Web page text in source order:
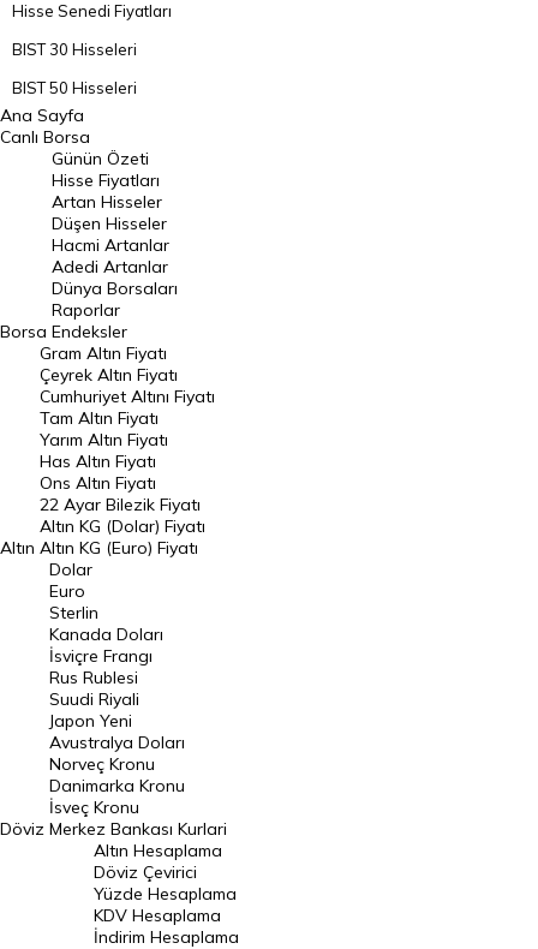
Hisse Senedi Fiyatları
BIST 30 Hisseleri
BIST 50 Hisseleri
BIST 100 Hisseleri
En Çok Artan Hisseler
En Çok Düşen Hisseler
Hacmi Artanlar
Geçmiş Kapanışlar
Dünya Borsaları
Raporlar
Endeksler
DÖVİZ
Döviz Kuru
Dolar Kuru
Euro Kuru
Pound Kuru
Frank Kuru
Riyal Kuru
Avustralya Doları
Danimarka Kronu Kuru
Kanada Doları Kuru
Norveç Kronu Kuru
İsveç Kronu Kuru
Japon Yeni Kuru
Ana Sayfa
Canlı Borsa
Borsa
Günün Özeti
Hisse Fiyatları
Artan Hisseler
Düşen Hisseler
Hacmi Artanlar
Adedi Artanlar
Dünya Borsaları
Raporlar
Endeksler
Altın
Gram Altın Fiyatı
Çeyrek Altın Fiyatı
Cumhuriyet Altını Fiyatı
Tam Altın Fiyatı
Yarım Altın Fiyatı
Has Altın Fiyatı
Ons Altın Fiyatı
22 Ayar Bilezik Fiyatı
Altın KG (Dolar) Fiyatı
Altın KG (Euro) Fiyatı
Döviz
Dolar
Euro
Sterlin
Kanada Doları
İsviçre Frangı
Rus Rublesi
Suudi Riyali
Japon Yeni
Avustralya Doları
Norveç Kronu
Danimarka Kronu
İsveç Kronu
Merkez Bankası Kurlari
Altın Hesaplama
Döviz Çevirici
Yüzde Hesaplama
KDV Hesaplama
İndirim Hesaplama